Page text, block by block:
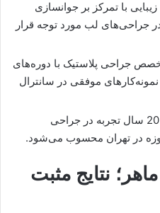
با تمرکز بر جوانسازی
جراحی‌های لب مورد توجه قرار
جراحی پلاستیک با دوره‌های
نمونه‌کارهای موفقی در سانترال
با بیش از 20 سال تجربه در جراحی
حوزه در تهران محسوب می‌شود.
نتایج مثبت